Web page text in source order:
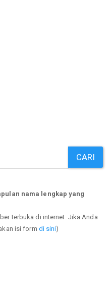
CARI
nama lengkap yang
terbuka di internet. Jika Anda
isi form di sini)